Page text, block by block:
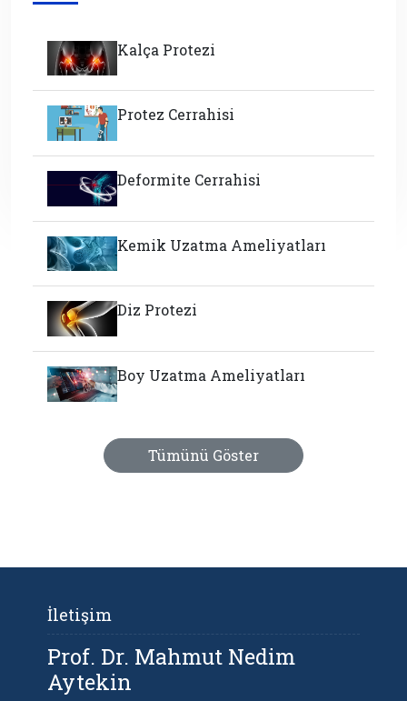
Kalça Protezi
Protez Cerrahisi
Deformite Cerrahisi
Kemik Uzatma Ameliyatları
Diz Protezi
Boy Uzatma Ameliyatları
Tümünü Göster
İletişim
Prof. Dr. Mahmut Nedim
Aytekin